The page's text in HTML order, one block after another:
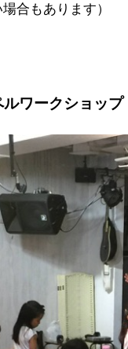
合もあります）
ワークショップ